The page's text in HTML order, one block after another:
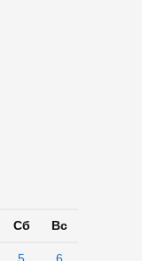
Сб Вс
5
6